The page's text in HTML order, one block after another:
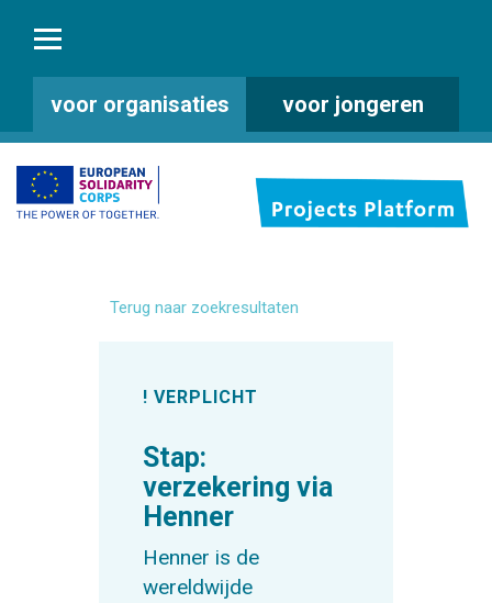
voor organisaties voor jongeren
Terug naar zoekresultaten
! VERPLICHT
Stap:
verzekering via
Henner
Henner is de
wereldwijde